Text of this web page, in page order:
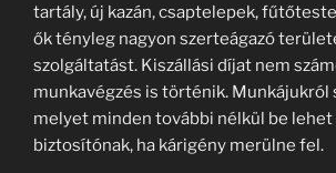
tartály, új kazán, csaptelepek,
ők tényleg nagyon szerteágazó
szolgáltatást. Kiszállási díjat nem
munkavégzés is történik. Munkájukról
melyet minden további nélkül be lehet
biztosítónak, ha kárigény merülne fel.